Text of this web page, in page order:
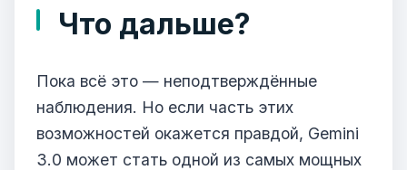
Что дальше?
Пока всё это — неподтверждённые
наблюдения. Но если часть этих
возможностей окажется правдой, Gemini
3.0 может стать одной из самых мощных